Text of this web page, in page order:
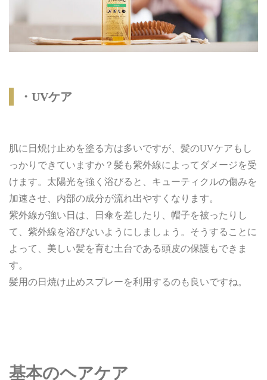
・UVケア
肌に日焼け止めを塗る方は多いですが、髪のUVケアもし
っかりできていますか？髪も紫外線によってダメージを受
けます。太陽光を強く浴びると、キューティクルの傷みを
加速させ、内部の成分が流れ出やすくなります。
紫外線が強い日は、日傘を差したり、帽子を被ったりし
て、紫外線を浴びないようにしましょう。そうすることに
よって、美しい髪を育む土台である頭皮の保護もできま
す。
髪用の日焼け止めスプレーを利用するのも良いですね。
基本のヘアケア